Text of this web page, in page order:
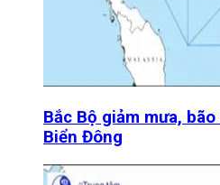
Bắc Bộ giảm mưa,
Biển Đông